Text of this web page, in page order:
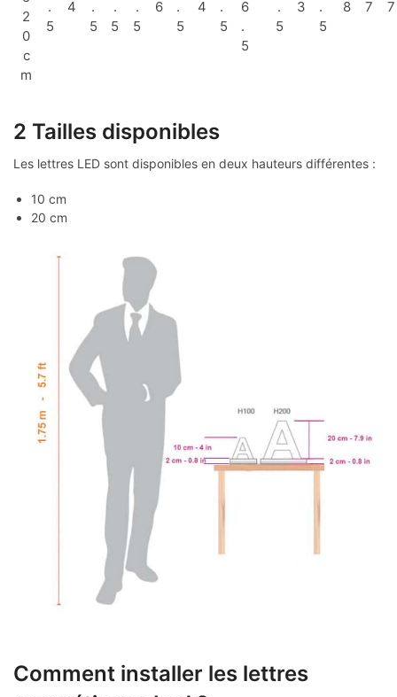
2
0
c
m
.
5
4
.
5
.
5
.
5
6
.
5
4
.
5
6
.
5
.
5
3
.
5
8 7 7
2 Tailles disponibles
Les lettres LED sont disponibles en deux hauteurs différentes :
10 cm
20 cm
Comment installer les lettres